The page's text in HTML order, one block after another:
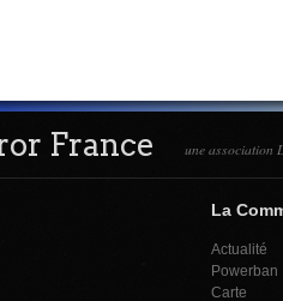
France une association
La
Actualité
Powerban
Carte